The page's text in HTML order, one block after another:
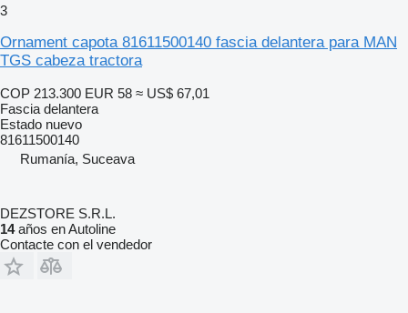
3
Ornament capota 81611500140 fascia delantera para MAN
TGS cabeza tractora
COP 213.300 EUR 58 ≈ US$ 67,01
Fascia delantera
Estado nuevo
81611500140
Rumanía, Suceava
DEZSTORE S.R.L.
14años en Autoline
Contacte con el vendedor